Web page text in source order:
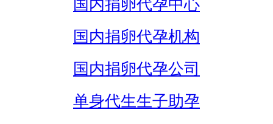
国内捐卵代孕中心
国内捐卵代孕机构
国内捐卵代孕公司
单身代生生子助孕